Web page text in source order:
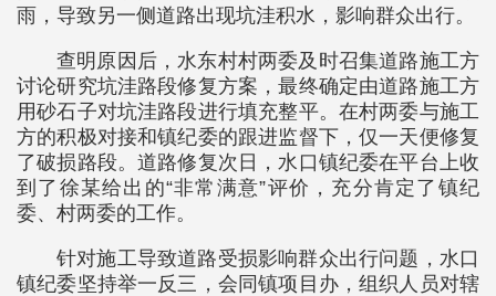
雨，导致另一侧道路出现坑洼积水，影响群众出行。
查明原因后，水东村村两委及时召集道路施工方
讨论研究坑洼路段修复方案，最终确定由道路施工方
用砂石子对坑洼路段进行填充整平。在村两委与施工
方的积极对接和镇纪委的跟进监督下，仅一天便修复
了破损路段。道路修复次日，水口镇纪委在平台上收
到了徐某给出的“非常满意”评价，充分肯定了镇纪
委、村两委的工作。
针对施工导致道路受损影响群众出行问题，水口
镇纪委坚持举一反三，会同镇项目办，组织人员对辖